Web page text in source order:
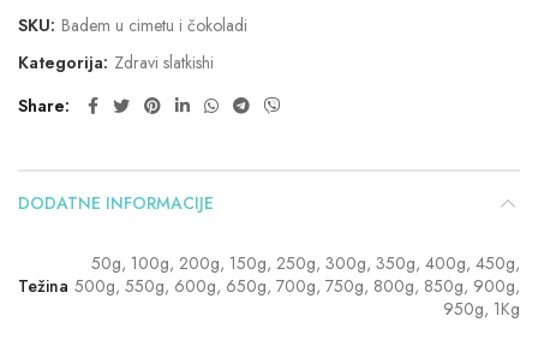
SKU: Badem u cimetu i čokoladi
Kategorija: Zdravi slatkishi
Share
DODATNE INFORMACIJE
Težina
50g, 100g, 200g, 150g, 250g, 300g, 350g, 400g, 450g,
500g, 550g, 600g, 650g, 700g, 750g, 800g, 850g, 900g,
950g, 1Kg